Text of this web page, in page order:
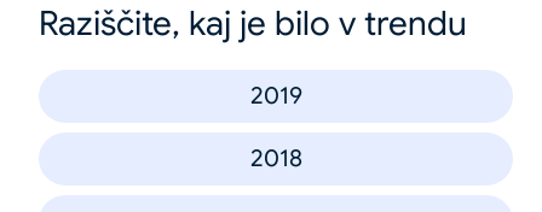
Raziščite, kaj je bilo v trendu
2019
2018